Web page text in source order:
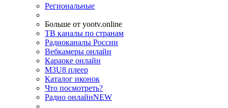
Региональные
Больше от yootv.online
ТВ каналы по странам
Радиоканалы России
Вебкамеры онлайн
Караоке онлайн
M3U8 плеер
Каталог иконок
Что посмотреть?
Радио онлайнNEW